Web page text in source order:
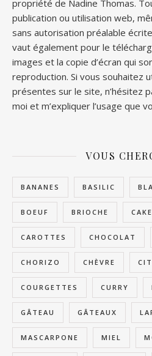
propriété de Nadine Thomas.
publication ou utilisation web,
sans autorisation préalable
vaut également pour le
images et la copie d’écran qui
reproduction. Si vous souhaitez
présentes sur le site, n’hésitez
moi et m’expliquer l’usage que
VOUS
BANANES BASILIC
BOEUF BRIOCHE CAKE
CAROTTES CHOCOLAT
CHORIZO CHÈVRE
COURGETTES CURRY
GÂTEAU GÂTEAUX
MASCARPONE MIEL